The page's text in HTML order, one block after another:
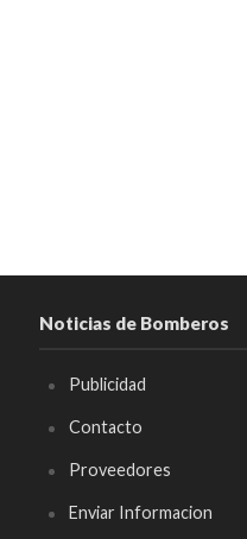
Noticias de Bomberos
Publicidad
Contacto
Proveedores
Enviar Informacion